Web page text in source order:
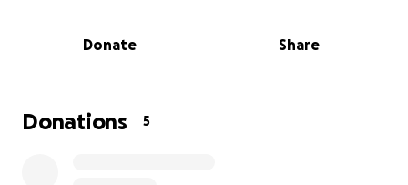
Donate Share
Donations 5